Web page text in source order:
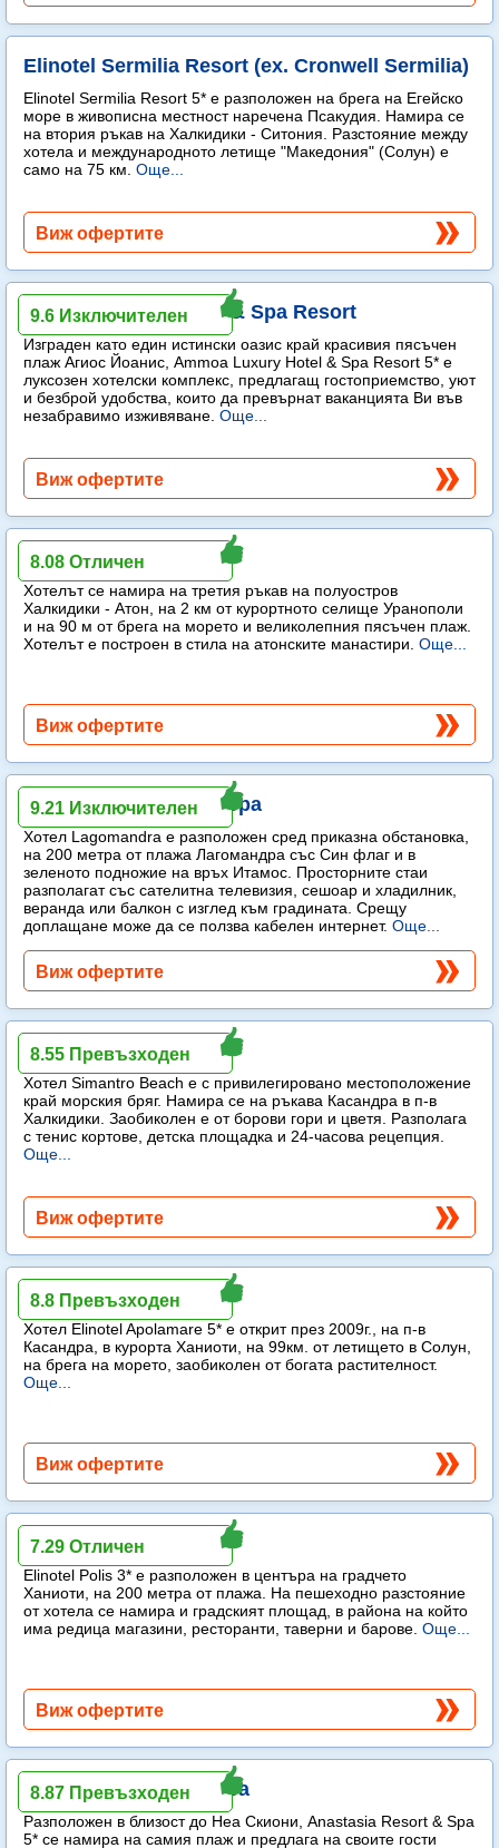
Elinotel Sermilia Resort (ex. Cronwell Sermilia)
Elinotel Sermilia Resort 5* е разположен на брега на Егейско
море в живописна местност наречена Псакудия. Намира се
на втория ръкав на Халкидики - Ситония. Разстояние между
хотела и международното летище "Македония" (Солун) е
само на 75 км. Още...
Виж офертите
Ammoa Luxury Hotel & Spa Resort
Изграден като един истински оазис край красивия пясъчен
плаж Агиос Йоанис, Ammoa Luxury Hotel & Spa Resort 5* е
луксозен хотелски комплекс, предлагащ гостоприемство, уют
и безброй удобства, които да превърнат ваканцията Ви във
незабравимо изживяване. Още...
9.6 Изключителен
Виж офертите
Akrathos Beach Hotel
Хотелът се намира на третия ръкав на полуостров
Халкидики - Атон, на 2 км от курортното селище Уранополи
и на 90 м от брега на морето и великолепния пясъчен плаж.
Хотелът е построен в стила на атонските манастири. Още...
8.08 Отличен
Виж офертите
Lagomandra Hotel & Spa
Хотел Lagomandra е разположен сред приказна обстановка,
на 200 метра от плажа Лагомандра със Син флаг и в
зеленото подножие на връх Итамос. Просторните стаи
разполагат със сателитна телевизия, сешоар и хладилник,
веранда или балкон с изглед към градината. Срещу
доплащане може да се ползва кабелен интернет. Още...
9.21 Изключителен
Виж офертите
Simantro Beach
Хотел Simantro Beach е с привилегировано местоположение
край морския бряг. Намира се на ръкава Касандра в п-в
Халкидики. Заобиколен е от борови гори и цветя. Разполага
с тенис кортове, детска площадка и 24-часова рецепция.
Още...
8.55 Превъзходен
Виж офертите
Elinotel Apolamare
Хотел Elinotel Apolamare 5* е открит през 2009г., на п-в
Касандра, в курорта Ханиоти, на 99км. от летището в Солун,
на брега на морето, заобиколен от богата растителност.
Още...
8.8 Превъзходен
Виж офертите
Elinotel Polis
Elinotel Polis 3* е разположен в центъра на градчето
Ханиоти, на 200 метра от плажа. На пешеходно разстояние
от хотела се намира и градският площад, в района на който
има редица магазини, ресторанти, таверни и барове. Още...
7.29 Отличен
Виж офертите
Anastasia Resort & Spa
Разположен в близост до Неа Скиони, Anastasia Resort & Spa
5* се намира на самия плаж и предлага на своите гости
8.87 Превъзходен